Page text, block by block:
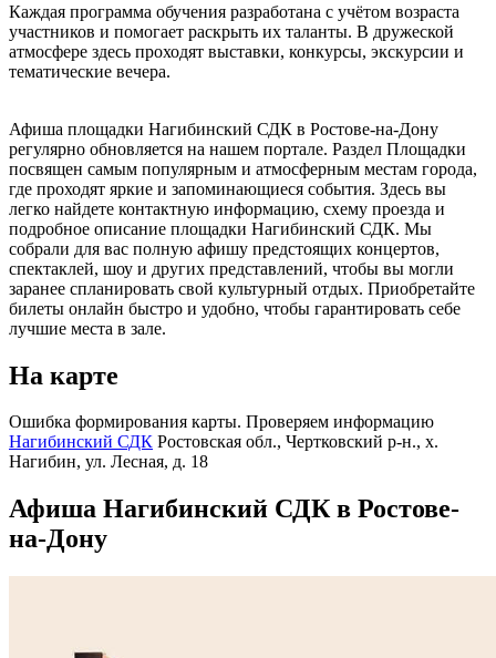
Каждая программа обучения разработана с учётом возраста
участников и помогает раскрыть их таланты. В дружеской
атмосфере здесь проходят выставки, конкурсы, экскурсии и
тематические вечера.
Афиша площадки Нагибинский СДК в Ростове-на-Дону
регулярно обновляется на нашем портале. Раздел Площадки
посвящен самым популярным и атмосферным местам города,
где проходят яркие и запоминающиеся события. Здесь вы
легко найдете контактную информацию, схему проезда и
подробное описание площадки Нагибинский СДК. Мы
собрали для вас полную афишу предстоящих концертов,
спектаклей, шоу и других представлений, чтобы вы могли
заранее спланировать свой культурный отдых. Приобретайте
билеты онлайн быстро и удобно, чтобы гарантировать себе
лучшие места в зале.
На карте
Ошибка формирования карты. Проверяем информацию
Нагибинский СДК Ростовская обл., Чертковский р-н., х.
Нагибин, ул. Лесная, д. 18
Афиша Нагибинский СДК в Ростове-
на-Дону